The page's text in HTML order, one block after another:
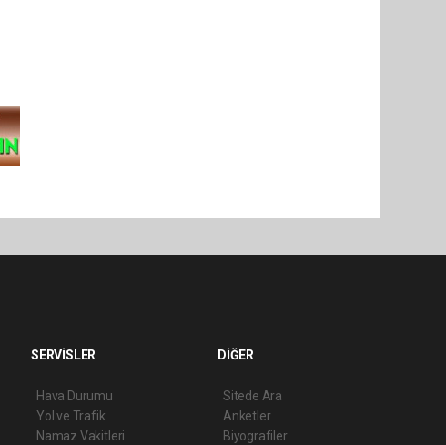
SERVİSLER
Hava Durumu
Yol ve Trafik
Namaz Vakitleri
DİĞER
Sitede Ara
Anketler
Biyografiler